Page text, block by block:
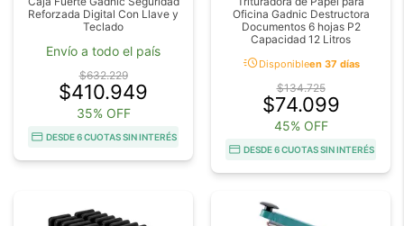
Reforzada Digital Con Llave y
Teclado
Envío a todo el país
$632.229
$410.949
35% OFF
DESDE 6 CUOTAS SIN INTERÉS
Oficina Gadnic Destructora
Documentos 6 hojas P2
Capacidad 12 Litros
acuteDisponibleen 37 días
$134.725
$74.099
45% OFF
DESDE 6 CUOTAS SIN INTERÉS